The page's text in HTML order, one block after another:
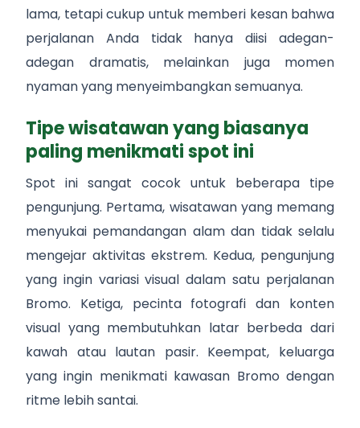
lama, tetapi cukup untuk memberi kesan bahwa
perjalanan Anda tidak hanya diisi adegan-
adegan dramatis, melainkan juga momen
nyaman yang menyeimbangkan semuanya.
Tipe wisatawan yang biasanya
paling menikmati spot ini
Spot ini sangat cocok untuk beberapa tipe
pengunjung. Pertama, wisatawan yang memang
menyukai pemandangan alam dan tidak selalu
mengejar aktivitas ekstrem. Kedua, pengunjung
yang ingin variasi visual dalam satu perjalanan
Bromo. Ketiga, pecinta fotografi dan konten
visual yang membutuhkan latar berbeda dari
kawah atau lautan pasir. Keempat, keluarga
yang ingin menikmati kawasan Bromo dengan
ritme lebih santai.